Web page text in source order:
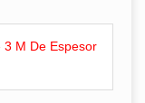
3 M De Espesor